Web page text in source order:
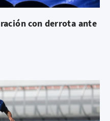
con derrota ante